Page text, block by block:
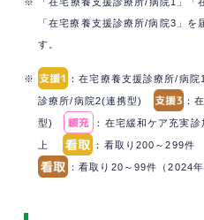
※ 「在宅療養支援診療所/病院1」「
「在宅療養支援診療所/病院3」
す。
※ ：在宅療養支援診療所/病
診療所/病院2(連携型) ：
型) ：在宅緩和ケア充実
上 ：看取り200～299件
：看取り20～99件（